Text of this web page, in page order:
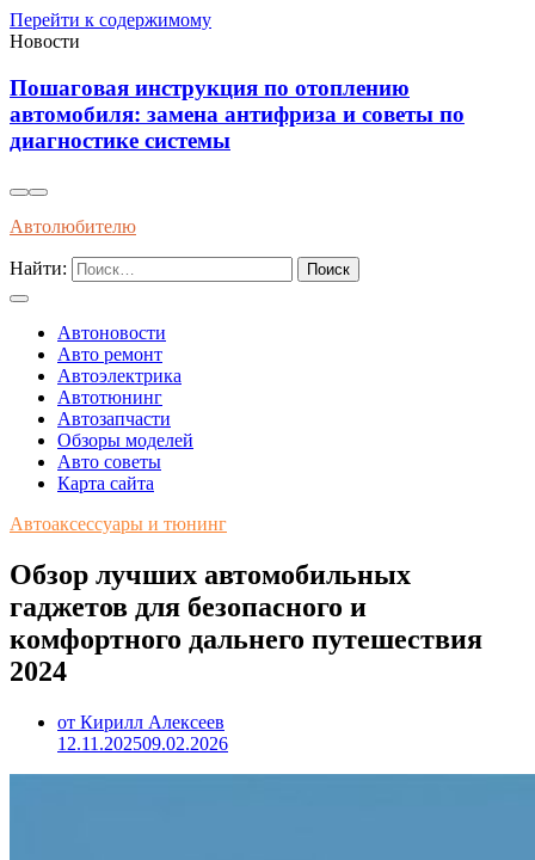
Перейти к содержимому
Новости
по отоплению
антифриза и советы по
Как
холодное
Автолюбителю
Найти:
Автоновости
Авто ремонт
Автоэлектрика
Автотюнинг
Автозапчасти
Обзоры моделей
Авто советы
Карта сайта
Автоаксессуары и тюнинг
Обзор лучших автомобильных
гаджетов для безопасного и
комфортного дальнего путешествия
2024
от Кирилл Алексеев
12.11.202509.02.2026